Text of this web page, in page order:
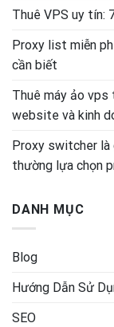
Thuê VPS uy tín:
Proxy list miễn
cần biết
Thuê máy ảo
website và kinh
Proxy switcher là
thường lựa chọn
DANH MỤC
Blog
Hướng Dẫn Sử
SEO